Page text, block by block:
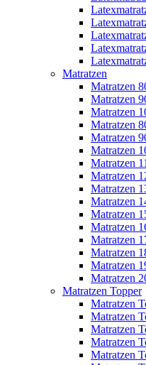
Matratzen
Matratzen
Matratzen
Matratzen
Matratzen
Matratzen
Matratzen
Matratzen
Matratzen
Matratzen
Matratzen
Matratzen
Matratzen
Matratzen
Matratzen
Matratzen
Matratzen
Matratzen Topper
Matratzen
Matratzen
Matratzen
Matratzen
Matratzen